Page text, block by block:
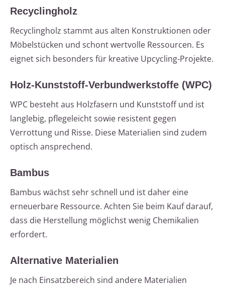
Recyclingholz
Recyclingholz stammt aus alten Konstruktionen oder
Möbelstücken und schont wertvolle Ressourcen. Es
eignet sich besonders für kreative Upcycling-Projekte.
Holz-Kunststoff-Verbundwerkstoffe (WPC)
WPC besteht aus Holzfasern und Kunststoff und ist
langlebig, pflegeleicht sowie resistent gegen
Verrottung und Risse. Diese Materialien sind zudem
optisch ansprechend.
Bambus
Bambus wächst sehr schnell und ist daher eine
erneuerbare Ressource. Achten Sie beim Kauf darauf,
dass die Herstellung möglichst wenig Chemikalien
erfordert.
Alternative Materialien
Je nach Einsatzbereich sind andere Materialien